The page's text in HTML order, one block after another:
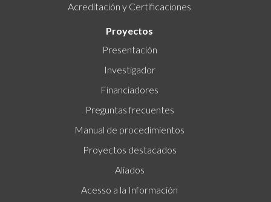
Acreditación y Certificaciones
Proyectos
Presentación
Investigador
Financiadores
Preguntas frecuentes
Manual de procedimientos
Proyectos destacados
Aliados
Acesso a la Información